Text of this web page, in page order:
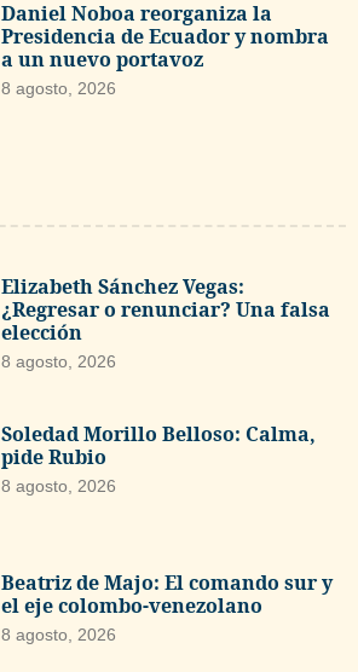
Daniel Noboa reorganiza la
Presidencia de Ecuador y nombra
a un nuevo portavoz
8 agosto, 2026
Elizabeth Sánchez Vegas:
¿Regresar o renunciar? Una falsa
elección
8 agosto, 2026
Soledad Morillo Belloso: Calma,
pide Rubio
8 agosto, 2026
Beatriz de Majo: El comando sur y
el eje colombo-venezolano
8 agosto, 2026